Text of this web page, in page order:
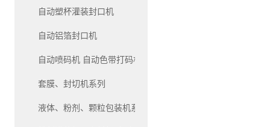
自动塑杯灌装封口机
自动铝箔封口机
自动喷码机 自动色带打码机、油墨移印机系列
套膜、封切机系列
液体、粉剂、颗粒包装机系列